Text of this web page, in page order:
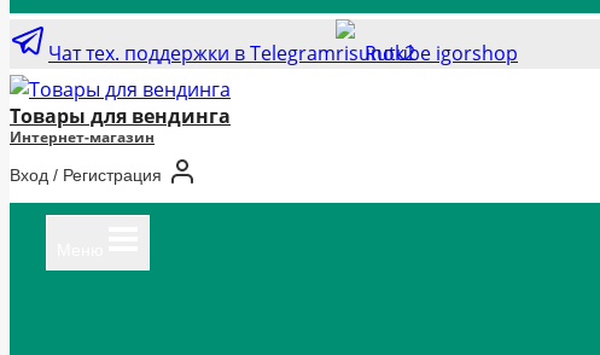
Чат тех. поддержки в Telegram Rutube igorshop
Товары для вендинга
Интернет-магазин
Вход / Регистрация